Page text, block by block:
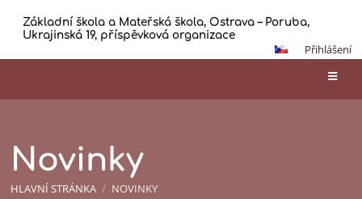
Základní škola a Mateřská škola, Ostrava – Poruba,
Ukrajinská 19, příspěvková organizace
Přihlášení
Novinky
HLAVNÍ STRÁNKA / NOVINKY